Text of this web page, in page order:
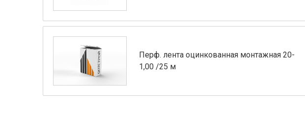
Перф. лента оцинкованная монтажная 20-
1,00 /25 м